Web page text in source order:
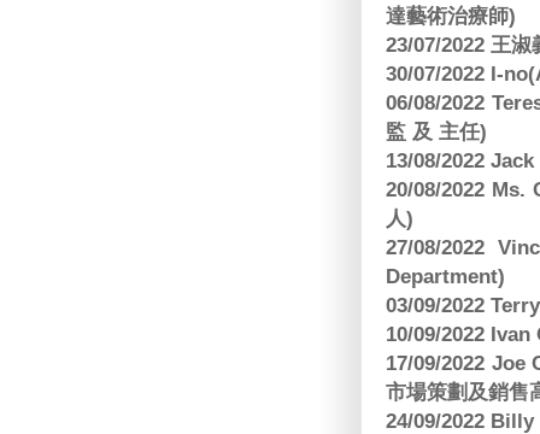
達藝術治療師)
23/07/2022 王
30/07/2022 I-
06/08/2022
監 及 主任)
13/08/2022
20/08/2022
人)
27/08/2022
Department)
03/09/2022
10/09/2022
17/09/2022
市場策劃及銷售
24/09/2022